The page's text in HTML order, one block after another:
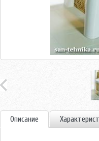
Описание